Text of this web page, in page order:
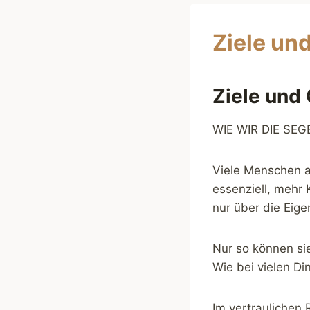
Ziele
Ziele und
WIE WIR DIE
Viele Menschen
essenziell, mehr
nur über die
Nur so können
Wie bei vielen